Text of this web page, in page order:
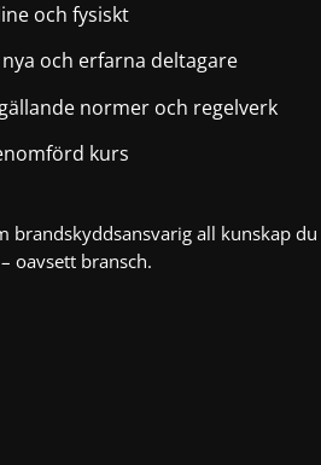
och fysiskt
och erfarna deltagare
normer och regelverk
kurs
brandskyddsansvarig all kunskap du
oavsett bransch.